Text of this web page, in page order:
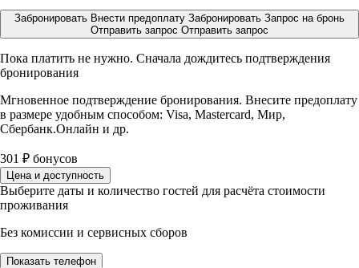
Забронировать Внести предоплату Забронировать Запрос на бронь
Отправить запрос Отправить запрос
Пока платить не нужно. Сначала дождитесь подтверждения
бронирования
Мгновенное подтверждение бронирования. Внесите предоплату
в размере удобным способом: Visa, Mastercard, Мир,
Сбербанк.Онлайн и др.
301 ₽ бонусов
Цена и доступность
Выберите даты и количество гостей для расчёта стоимости
проживания
Без комиссии и сервисных сборов
Показать телефон